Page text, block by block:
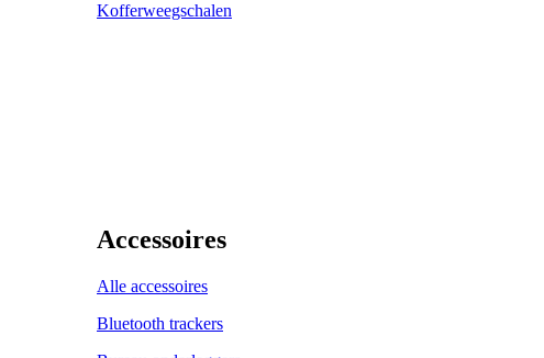
Kofferweegschalen
Accessoires
Alle accessoires
Bluetooth trackers